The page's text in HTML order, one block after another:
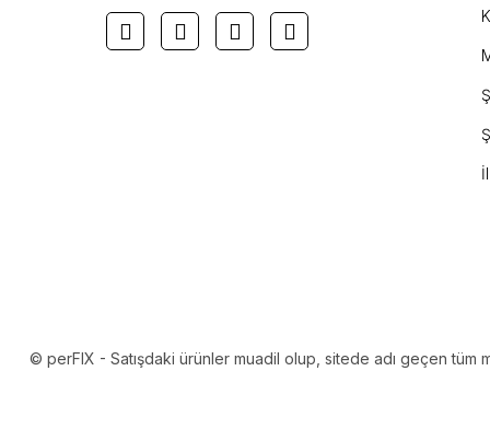
© perFIX - Satışdaki ürünler muadil olup, sitede adı geçen tüm